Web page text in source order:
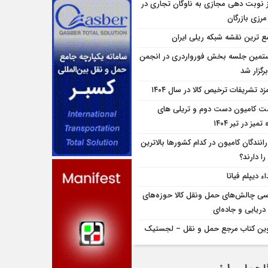
نوبت دهی مجازی به ناوگان تجاری در
مرزی بازرگان
ترین نقشه شبکه ریلی ایران
جلسه بخش فورواردری در انجمن
شد
تشریفات ترخیص کالا در سال ۱۴۰۴
کامیون دست دوم و تریلی‌ های
در تیر ۱۴۰۴
کامیون در کدام کشورها بالاترین
دارند؟
دیپلم فیاتا
چالش‌های حمل ونقل کالا حوزه‌های
دریایی و جاده‌ای
کتاب مرجع حمل و نقل – لجستیک